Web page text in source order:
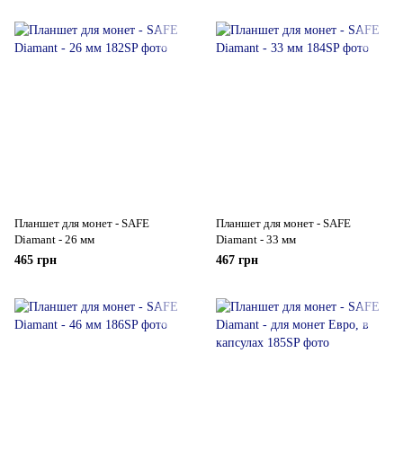
Планшет для монет - SAFE
Diamant - 26 мм
465 грн
Планшет для монет - SAFE
Diamant - 33 мм
467 грн